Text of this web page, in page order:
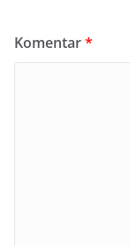
Komentar*